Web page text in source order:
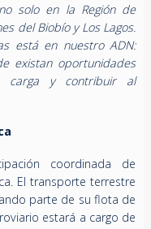
solo en la Región de
del Biobío y Los Lagos.
está en nuestro ADN:
existan oportunidades
carga y contribuir al
coordinada de
El transporte terrestre
parte de su flota de
estará a cargo de